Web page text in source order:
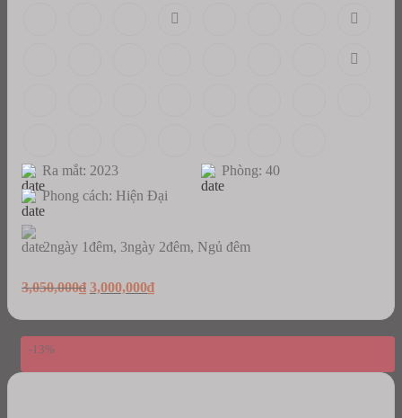
Ra mắt: 2023
Phòng: 40
Phong cách: Hiện Đại
2ngày 1đêm, 3ngày 2đêm, Ngủ đêm
3,050,000₫ Original
was:
3,050,000₫.
3,000,000₫Current
is:
3,000,000₫.
-13%